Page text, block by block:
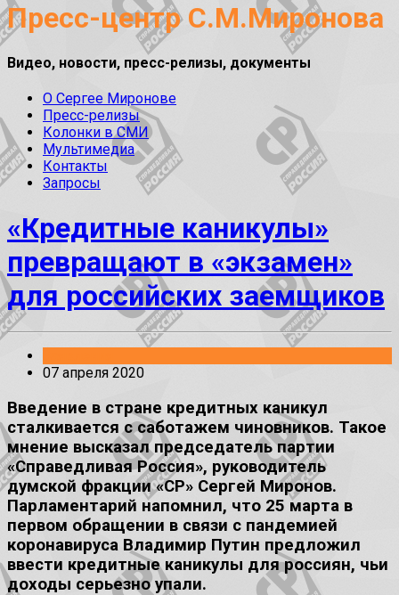
Пресс-центр С.М.Миронова
Видео, новости, пресс-релизы, документы
О Сергее Миронове
Пресс-релизы
Колонки в СМИ
Мультимедиа
Контакты
Запросы
«Кредитные каникулы»
превращают в «экзамен»
для российских заемщиков
07 апреля 2020
Введение в стране кредитных каникул
сталкивается с саботажем чиновников. Такое
мнение высказал председатель партии
«Справедливая Россия», руководитель
думской фракции «СР» Сергей Миронов.
Парламентарий напомнил, что 25 марта в
первом обращении в связи с пандемией
коронавируса Владимир Путин предложил
ввести кредитные каникулы для россиян, чьи
доходы серьезно упали.